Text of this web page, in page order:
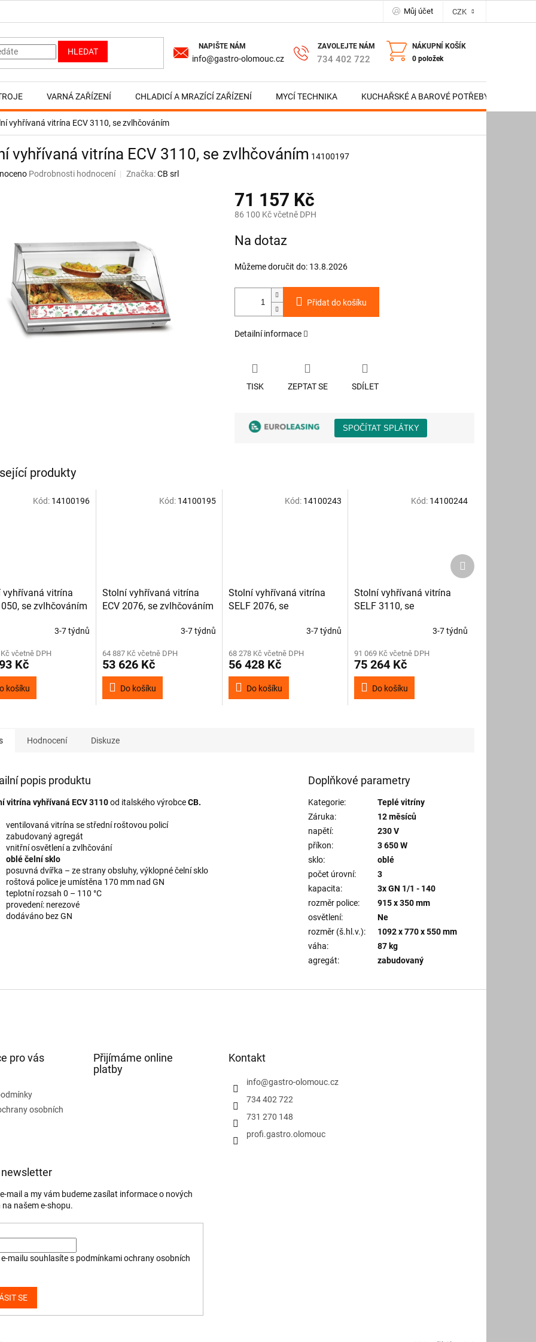
Můj účet CZK
HLEDAT
info@gastro-olomouc.cz 734 402 722
NÁKUPNÍ KOŠÍK
0 položek
VARNÁ ZAŘÍZENÍ CHLADICÍ A MRAZÍCÍ ZAŘÍZENÍ MYCÍ TECHNIKA KUCHAŘSKÉ A BAROVÉ POTŘEBY
vyhřívaná vitrína ECV 3110, se zvlhčováním
vyhřívaná vitrína ECV 3110, se zvlhčováním 14100197
Podrobnosti hodnocení Značka:CB srl
71 157 Kč
86 100 Kč včetně DPH
cena:
Na dotaz
Můžeme doručit do: 13.8.2026
Přidat do košíku
Detailní informace
TISK ZEPTAT SE SDÍLET
produkty
vyhřívaná vitrína
se zvlhčováním
3-7 týdnů
včetně DPH
Kč
košíku
Kód: 14100196
Stolní vyhřívaná vitrína
ECV 2076, se zvlhčováním
3-7 týdnů
64 887 Kč včetně DPH
53 626 Kč
Do košíku
Kód: 14100195
Stolní vyhřívaná vitrína
SELF 2076, se
3-7 týdnů
68 278 Kč včetně DPH
56 428 Kč
Do košíku
Kód: 14100243
Stolní vyhřívaná vitrína
SELF 3110, se
3-7 týdnů
91 069 Kč včetně DPH
75 264 Kč
Do košíku
Kód: 14100244
Další
produkt
Hodnocení Diskuze
popis produktu
vitrína vyhřívaná ECV 3110od italského výrobceCB.
ventilovaná vitrína se střední roštovou policí
zabudovaný agregát
vnitřní osvětlení a zvlhčování
oblé čelní sklo
posuvná dvířka – ze strany obsluhy, výklopné čelní sklo
roštová police je umístěna 170 mm nad GN
teplotní rozsah 0 – 110 °C
provedení: nerezové
dodáváno bez GN
Doplňkové parametry
Kategorie:
Teplé vitríny
Záruka:
12 měsíců
napětí:
230 V
příkon:
3 650 W
sklo:
oblé
počet úrovní:
3
kapacita:
3x GN 1/1 - 140
rozměr police:
915 x 350 mm
osvětlení:
Ne
rozměr (š.hl.v.):
1092 x 770 x 550 mm
váha:
87 kg
agregát: zabudovaný
pro vás
osobních
Přijímáme online
platby
Kontakt
info@gastro-olomouc.cz
734 402 722
731 270 148
profi.gastro.olomouc
mail a my vám budeme zasílat informace o nových
našem e-shopu.
mailu souhlasíte s podmínkami ochrany osobních
SE